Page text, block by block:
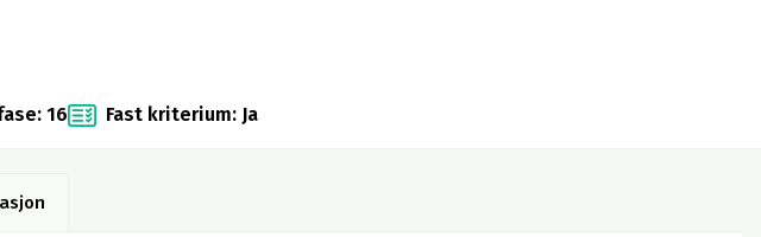
16 Fast kriterium: Ja